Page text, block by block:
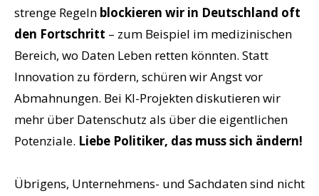
strenge Regeln blockieren wir in Deutschland oft
den Fortschritt – zum Beispiel im medizinischen
Bereich, wo Daten Leben retten könnten. Statt
Innovation zu fördern, schüren wir Angst vor
Abmahnungen. Bei KI-Projekten diskutieren wir
mehr über Datenschutz als über die eigentlichen
Potenziale. Liebe Politiker, das muss sich ändern!
Übrigens, Unternehmens- und Sachdaten sind nicht